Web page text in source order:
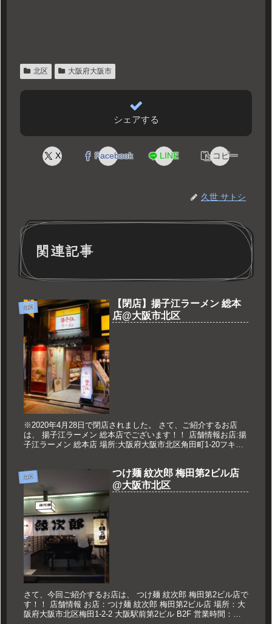
北区 大阪府大阪市
シェアする
X Facebook LINE コピー
久世 サトシ
関連記事
北区
【閉店】揚子江ラーメン 総本
店@大阪市北区
※2020年4月28日で閉店されました。 さて、ご紹介するお店
は、 揚子江ラーメン 総本店でございます！！ 店舗情報お店:揚
子江ラーメン 総本店 場所:大阪府大阪市北区角田町1-20フキヤ
北区
つけ麺 紋次郎 梅田第2ビル店
@大阪市北区
さて、今回ご紹介するお店は、 つけ麺 紋次郎 梅田第2ビル店で
す！！ 店舗情報 お店：つけ麺 紋次郎 梅田第2ビル店 場所：大
阪府大阪市北区梅田1-2-2 大阪駅前第2ビル B2F 営業時間：